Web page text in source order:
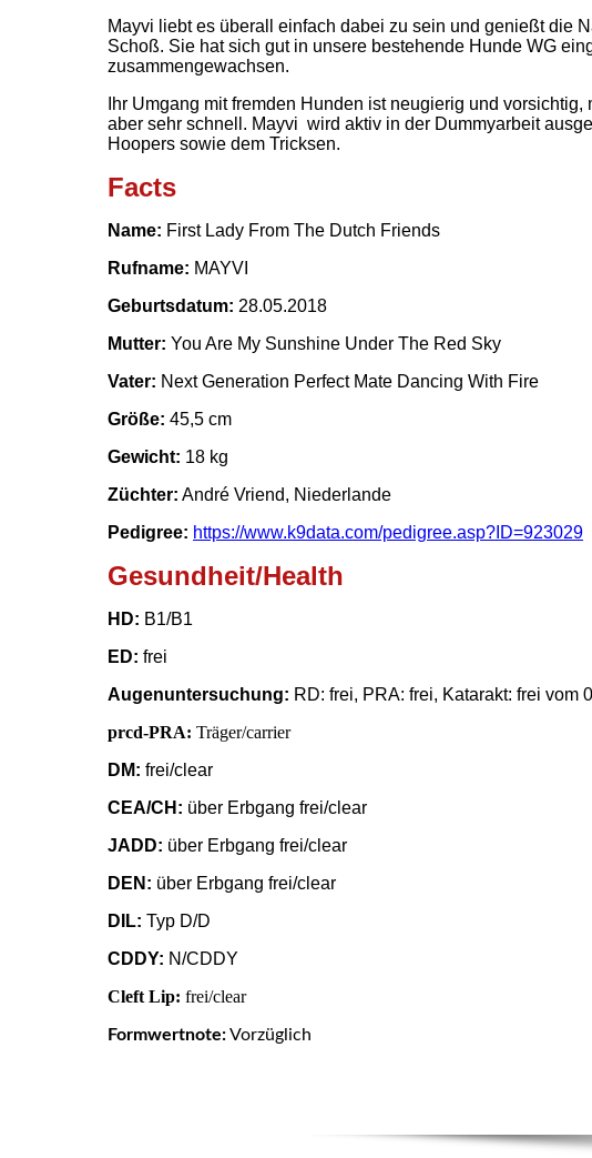
Mayvi liebt es überall einfach dabei zu sein und genießt die
Schoß. Sie hat sich gut in unsere bestehende Hunde WG
zusammengewachsen.
Ihr Umgang mit fremden Hunden ist neugierig und
aber sehr schnell. Mayvi wird aktiv in der Dummyarbeit
Hoopers sowie dem Tricksen.
Facts
Name: First Lady From The Dutch Friends
Rufname: MAYVI
Geburtsdatum: 28.05.2018
Mutter: You Are My Sunshine Under The Red Sky
Vater: Next Generation Perfect Mate Dancing With Fire
Größe: 45,5 cm
Gewicht: 18 kg
Züchter: André Vriend, Niederlande
Pedigree: https://www.k9data.com/pedigree.asp?ID=923029
Gesundheit/Health
HD: B1/B1
ED: frei
Augenuntersuchung: RD: frei, PRA: frei, Katarakt: frei vom
prcd-PRA: Träger/carrier
DM: frei/clear
CEA/CH: über Erbgang frei/clear
JADD: über Erbgang frei/clear
DEN: über Erbgang frei/clear
DIL: Typ D/D
CDDY: N/CDDY
Cleft Lip: frei/clear
Formwertnote:Vorzüglich